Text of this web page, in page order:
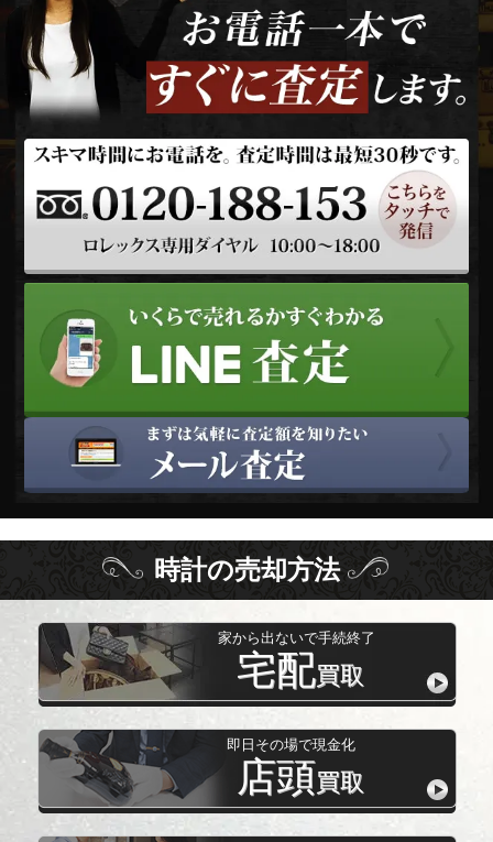
時計の売却方法
家から出ないで手続終了
宅配買取
即日その場で現金化
店頭買取